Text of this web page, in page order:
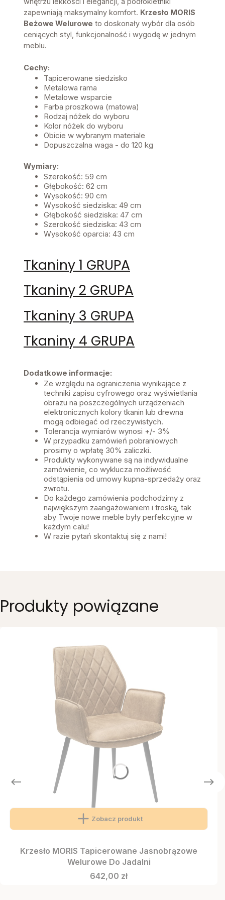
zapewniają maksymalny komfort. Krzesło MORIS
Beżowe Welurowe to doskonały wybór dla osób
ceniących styl, funkcjonalność i wygodę w jednym
meblu.
Cechy:
Tapicerowane siedzisko
Metalowa rama
Metalowe wsparcie
Farba proszkowa (matowa)
Rodzaj nóżek do wyboru
Kolor nóżek do wyboru
Obicie w wybranym materiale
Dopuszczalna waga - do 120 kg
Wymiary:
Szerokość: 59 cm
Głębokość: 62 cm
Wysokość: 90 cm
Wysokość siedziska: 49 cm
Głębokość siedziska: 47 cm
Szerokość siedziska: 43 cm
Wysokość oparcia: 43 cm
Tkaniny 1 GRUPA
Tkaniny 2 GRUPA
Tkaniny 3 GRUPA
Tkaniny 4 GRUPA
Dodatkowe informacje:
Ze względu na ograniczenia wynikające z
techniki zapisu cyfrowego oraz wyświetlania
obrazu na poszczególnych urządzeniach
elektronicznych kolory tkanin lub drewna
mogą odbiegać od rzeczywistych.
Tolerancja wymiarów wynosi +/- 3%
W przypadku zamówień pobraniowych
prosimy o wpłatę 30% zaliczki.
Produkty wykonywane są na indywidualne
zamówienie, co wyklucza możliwość
odstąpienia od umowy kupna-sprzedaży oraz
zwrotu.
Do każdego zamówienia podchodzimy z
największym zaangażowaniem i troską, tak
aby Twoje nowe meble były perfekcyjne w
każdym calu!
W razie pytań skontaktuj się z nami!
Produkty powiązane
Zobacz produkt
Krzesło MORIS Tapicerowane Jasnobrązowe
Welurowe Do Jadalni
Cena
642,00 zł